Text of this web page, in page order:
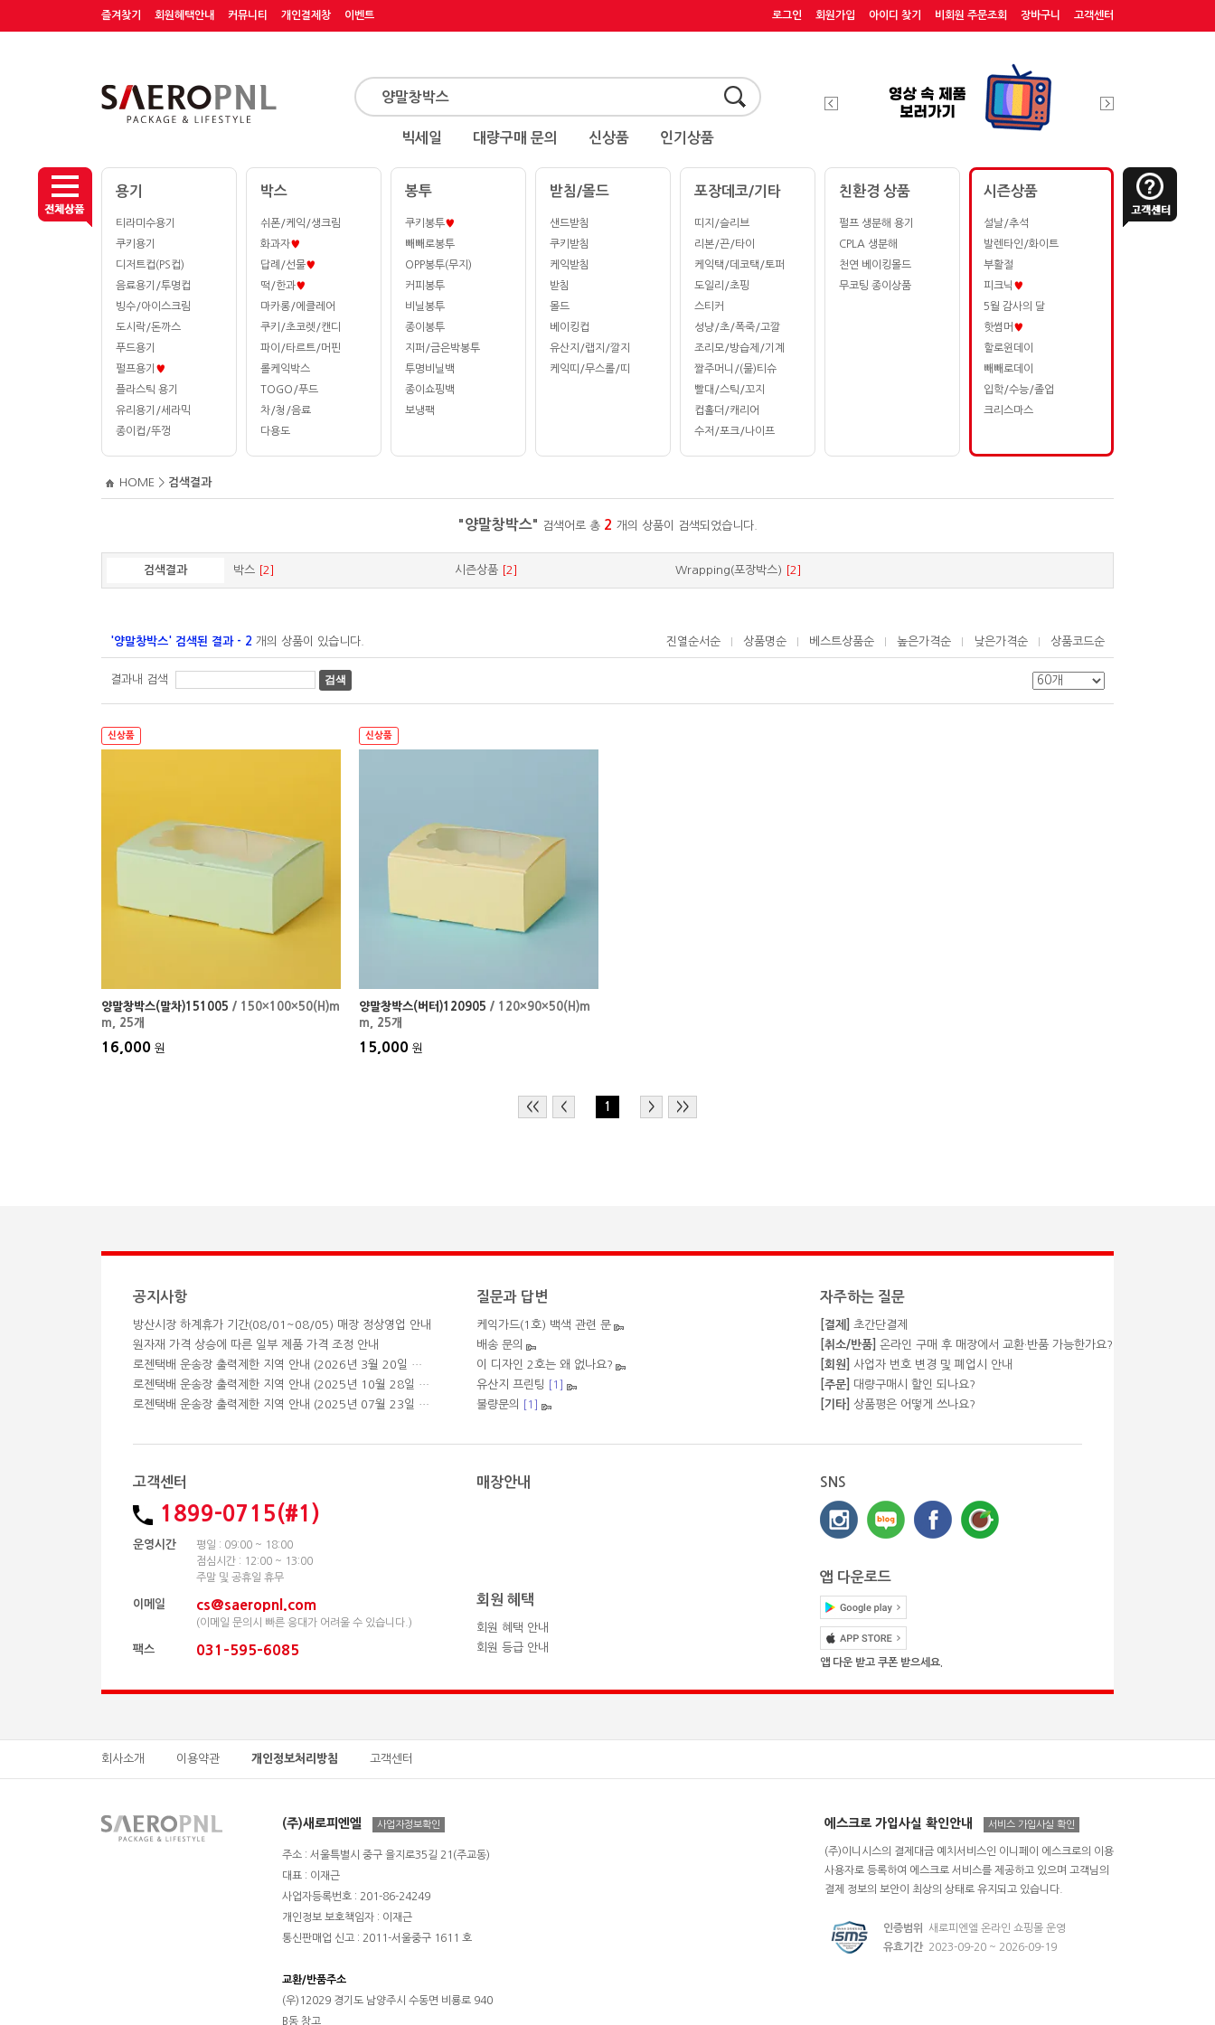
즐겨찾기 회원혜택안내 커뮤니티 개인결제창 이벤트 로그인 회원가입 아이디 찾기 비회원 주문조회 장바구니 고객센터
빅세일 대량구매 문의 신상품 인기상품
용기
티라미수용기
쿠키용기
디저트컵(PS컵)
음료용기/투명컵
빙수/아이스크림
도시락/돈까스
푸드용기
펄프용기 ♥
플라스틱 용기
유리용기/세라믹
종이컵/뚜껑
박스
쉬폰/케익/생크림
화과자♥
답례/선물♥
떡/한과♥
마카롱/에클레어
쿠키/초코렛/캔디
파이/타르트/머핀
롤케익박스
TOGO/푸드
차/청/음료
다용도
봉투
쿠키봉투♥
빼빼로봉투
OPP봉투(무지)
커피봉투
비닐봉투
종이봉투
지퍼/금은박봉투
투명비닐백
종이쇼핑백
보냉팩
받침/몰드
샌드받침
쿠키받침
케익받침
받침
몰드
베이킹컵
유산지/랩지/깔지
케익띠/무스롤/띠
포장데코/기타
띠지/슬리브
리본/끈/타이
케익택/데코택/토퍼
도일리/초핑
스티커
성냥/초/폭죽/고깔
조리모/방습제/기계
짤주머니/(물)티슈
빨대/스틱/꼬지
컵홀더/캐리어
수저/포크/나이프
친환경 상품
펄프 생분해 용기
CPLA 생분해
천연 베이킹몰드
무코팅 종이상품
시즌상품
설날/추석
발렌타인/화이트
부활절
피크닉 ♥
5월 감사의 달
핫썸머 ♥
할로윈데이
빼빼로데이
입학/수능/졸업
크리스마스
HOME > 검색결과
"양말창박스" 검색어로 총 2 개의 상품이 검색되었습니다.
검색결과 박스 [2] 시즌상품 [2] Wrapping(포장박스) [2]
'양말창박스' 검색된 결과 - 2 개의 상품이 있습니다. 진열순서순 상품명순 베스트상품순 높은가격순 낮은가격순 상품코드순
결과내 검색 검색
신상품
양말창박스(말차)151005 / 150×100×50(H)m
m , 25개
16,000 원
신상품
양말창박스(버터)120905 / 120×90×50(H)m
m , 25개
15,000 원
<< < 1 > >>
공지사항
방산시장 하계휴가 기간(08/01~08/05) 매장 정상영업 안내
원자재 가격 상승에 따른 일부 제품 가격 조정 안내
로젠택배 운송장 출력제한 지역 안내 (2026년 3월 20일 업데이트)
로젠택배 운송장 출력제한 지역 안내 (2025년 10월 28일 업데이트)
로젠택배 운송장 출력제한 지역 안내 (2025년 07월 23일 업데이트)
질문과 답변
케익가드(1호) 백색 관련 문
배송 문의
이 디자인 2호는 왜 없나요?
유산지 프린팅
[1]
불량문의
[1]
자주하는 질문
[결제]
초간단결제
[취소/반품]
온라인 구매 후 매장에서 교환·반품 가능한가요?
[회원]
사업자 번호 변경 및 폐업시 안내
[주문]
대량구매시 할인 되나요?
[기타]
상품평은 어떻게 쓰나요?
고객센터
1899-0715(#1)
운영시간
평일 : 09:00 ~ 18:00
점심시간 : 12:00 ~ 13:00
주말 및 공휴일 휴무
이메일 cs@saeropnl.com
(이메일 문의시 빠른 응대가 어려울 수 있습니다.)
팩스 031-595-6085
매장안내
회원 혜택
회원 혜택 안내
회원 등급 안내
SNS
앱 다운로드
앱 다운 받고 쿠폰 받으세요.
회사소개 이용약관 개인정보처리방침 고객센터
(주)새로피엔엘 사업자정보확인
주소 : 서울특별시 중구 을지로35길 21(주교동)
대표 : 이재근
사업자등록번호 : 201-86-24249
개인정보 보호책임자 : 이재근
통신판매업 신고 : 2011-서울중구 1611 호
교환/반품주소
(우)12029 경기도 남양주시 수동면 비룡로 940
B동 창고
에스크로 가입사실 확인안내 서비스 가입사실 확인
(주)이니시스의 결제대금 예치서비스인 이니페이 에스크로의 이용
사용자로 등록하여 에스크로 서비스를 제공하고 있으며 고객님의
결제 정보의 보안이 최상의 상태로 유지되고 있습니다.
인증범위
새로피엔엘 온라인 쇼핑몰 운영
유효기간 2023-09-20 ~ 2026-09-19